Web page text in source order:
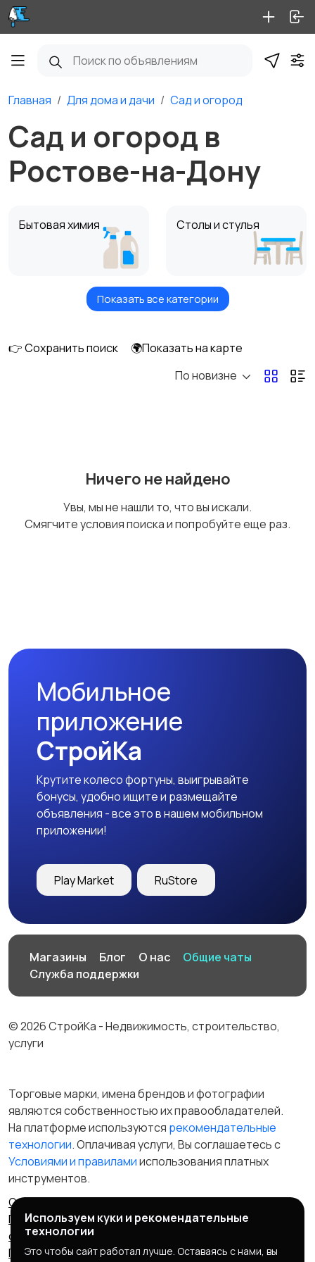
Главная Для дома и дачи Сад и огород
Сад и огород в
Ростове-на-Дону
Бытовая химия Столы и стулья
Диваны и кресла Кровати и матрасы
Подставки и тумбы
Охрана и
сигнализации
Другое
Показать все категории
👉 Сохранить поиск
🌍Показать на карте
По новизне
Ничего не найдено
Увы, мы не нашли то, что вы искали.
Смягчите условия поиска и попробуйте еще раз.
Мобильное
приложение
СтройКа
Крутите колесо фортуны, выигрывайте
бонусы, удобно ищите и размещайте
объявления - все это в нашем мобильном
приложении!
Play Market RuStore
Магазины Блог О нас
Общие чаты
Служба поддержки
© 2026 СтройКа - Недвижимость, строительство,
услуги
Торговые марки, имена брендов и фотографии
являются собственностью их правообладателей.
На платформе используются рекомендательные
технологии. Оплачивая услуги, Вы соглашаетесь c
Условиями и правиламииспользования платных
инструментов.
Отказ от ответственности
Правила сервиса
Политика конфиденциальности
Пользовательское
соглашение
Запрещенные товары/услуги
Правообладателям
Партнерская программа
Используем куки и рекомендательные
технологии
Это чтобы сайт работал лучше. Оставаясь с нами, вы